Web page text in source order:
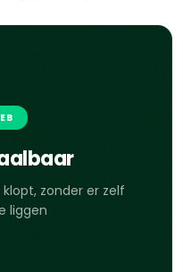
zonder er zelf
liggen